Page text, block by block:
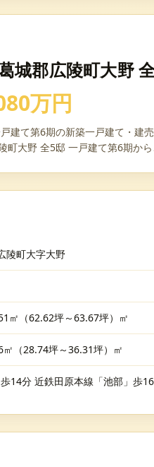
城郡広陵町大野
万円
建て第6期の新築一戸建て・建
町大野 全5邸 一戸建て第6期か
陵町大字大野
㎡（62.62坪～63.67坪）㎡
（28.74坪～36.31坪）㎡
14分 近鉄田原本線「池部」歩